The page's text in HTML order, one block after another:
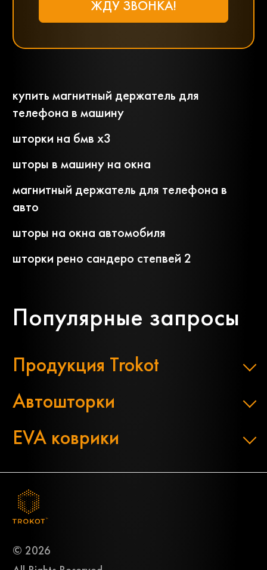
Популярные запросы
Продукция Trokot
Автошторки
EVA коврики
купить магнитный держатель для
телефона в машину
шторки на бмв х3
шторы в машину на окна
магнитный держатель для телефона в
авто
шторы на окна автомобиля
шторки рено сандеро степвей 2
© 2026